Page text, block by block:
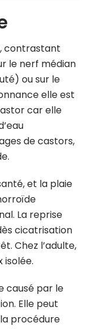
contrastant
le nerf médian
ou sur le
elle est
car elle
de castors,
et la plaie
La reprise
cicatrisation
Chez l’adulte,
isolée.
causé par le
Elle peut
procédure